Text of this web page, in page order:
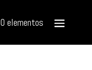
0 elementos